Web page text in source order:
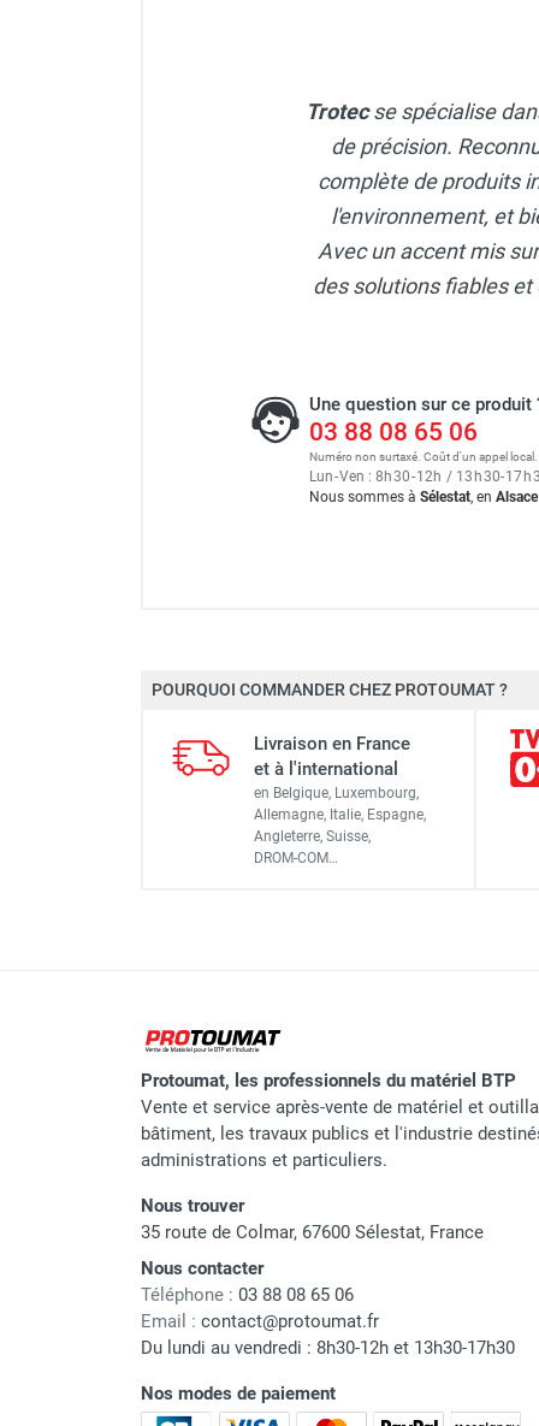
Trotecse spécialise
de précision.
complète de produits
l'environnement, et
Avec un accent mis
des solutions fiables
Une question sur ce produit
03 88 08 65 06
Numéro non surtaxé. Coût d'un appel local.
Lun-Ven : 8 h30-12h / 13 h30-17 h
Nous sommes à Sélestat, en Alsace
Plage de tempérture de
Plage d'humidité de
fonctionnement
Débit d'air
(20 °C/60 % H.R.)
Capacité de déshumidification
(35 °C/80 % H.R.)
Consommation d'énergie
spécifique (30 °C/60 % H.R.)
Consommation d'énergie
spécifique (20 °C/60 % H.R.)
CO2
Déshumidificateur à
Déshumidificateur à
POURQUOI COMMANDER CHEZ PROTOUMAT ?
Livraison en France
et à l'international
en Belgique, Luxembourg,
Allemagne, Italie, Espagne,
Angleterre, Suisse,
DROM-COM…
Protoumat, les professionnels du matériel BTP
Vente et service après-vente de matériel et
bâtiment, les travaux publics et l'industrie
administrations et particuliers.
Nous trouver
35 route de Colmar, 67600 Sélestat, France
Nous contacter
Téléphone : 03 88 08 65 06
Email : contact@protoumat.fr
Du lundi au vendredi : 8h30-12h et 13h30-17h30
Nos modes de paiement